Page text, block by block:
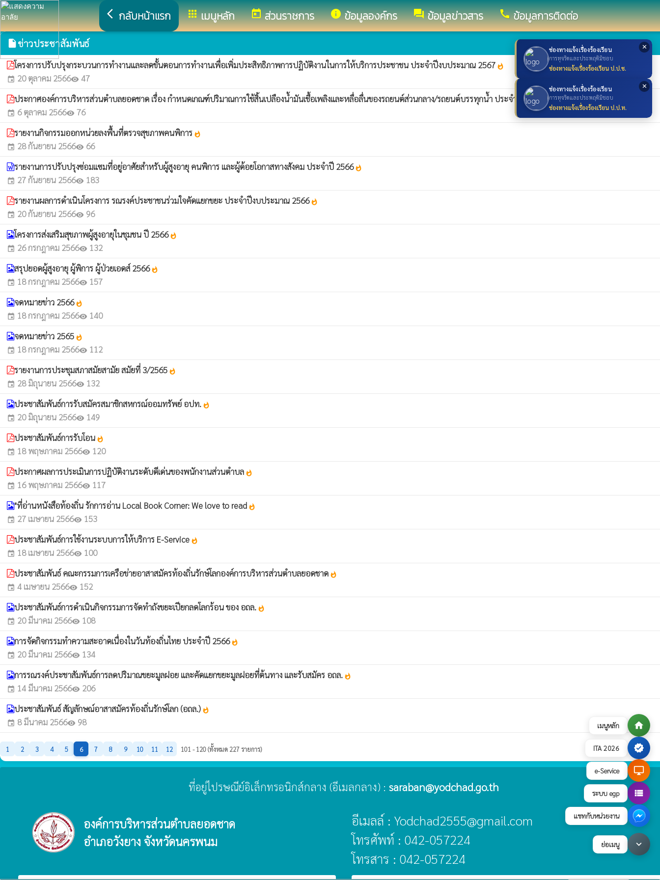
เมนูหลัก home
ITA 2026 verified
e-Service desktop_windows
ระบบ egp view_list
แชทกับหน่วยงาน
ย่อเมนู keyboard_arrow_down
✕
ช่องทางแจ้งเรื่องร้องเรียน
การทุจริตและประพฤติมิชอบ
ช่องทางแจ้งเรื่องร้องเรียน ป.ป.ช.
✕
ช่องทางแจ้งเรื่องร้องเรียน
การทุจริตและประพฤติมิชอบ
ช่องทางแจ้งเรื่องร้องเรียน ป.ป.ท.
arrow_back_ios กลับหน้าแรก apps เมนูหลัก today ส่วนราชการ info ข้อมูลองค์กร forum ข้อมูลข่าวสาร call ข้อมูลการติดต่อ
insert_drive_fileข่าวประชาสัมพันธ์
โครงการปรับปรุงกระบวนการทำงานและลดขั้นตอนการทำงานเพื่อเพิ่มประสิทธิภาพการปฏิบัติงานในการให้บริการประชาชน ประจำปีงบประมาณ 2567 whatshot
event 20 ตุลาคม 2566visibility 47
ประกาศองค์การบริหารส่วนตำบลยอดชาด เรื่อง กำหนดเกณฑ์ปริมาณการใช้สิ้นเปลืองน้ำมันเชื้อเพลิงและหลื่อลื่นของรถยนต์ส่วนกลาง/รถยนต์บรรทุกน้ำ ประจำปีงบประมาณ พ.ศ. 2567whatshot
event 6 ตุลาคม 2566visibility 76
รายงานกิจกรรมออกหน่วยลงพื้นที่ตรวจสุขภาพคนพิการ whatshot
event 28 กันยายน 2566visibility 66
รายงานการปรับปรุงซ่อมแซมที่อยู่อาศัยสำหรับผู้สูงอายุ คนพิการ และผู้ด้อยโอกาสทางสังคม ประจำปี 2566whatshot
event 27 กันยายน 2566visibility 183
รายงานผลการดำเนินโครงการ รณรงค์ประชาชนร่วมใจคัดแยกขยะ ประจำปีงบประมาณ 2566whatshot
event 20 กันยายน 2566visibility 96
โครงการส่งเสริมสุขภาพผู้สูงอายุในชุมชน ปี 2566whatshot
event 26 กรกฎาคม 2566visibility 132
สรุปยอดผู้สูงอายุ ผู้พิการ ผู้ป่วยเอดส์ 2566whatshot
event 18 กรกฎาคม 2566visibility 157
จดหมายข่าว 2566whatshot
event 18 กรกฎาคม 2566visibility 140
จดหมายข่าว 2565 whatshot
event 18 กรกฎาคม 2566visibility 112
รายงานการประชุมสภาสมัยสามัย สมัยที่ 3/2565 whatshot
event 28 มิถุนายน 2566visibility 132
ประชาสัมพันธ์การรับสมัครสมาชิกสหกรณ์ออมทรัพย์ อปท. whatshot
event 20 มิถุนายน 2566visibility 149
ประชาสัมพันธ์การรับโอน whatshot
event 18 พฤษภาคม 2566visibility 120
ประกาศผลการประเมินการปฏิบัติงานระดับดีเด่นของพนักงานส่วนตำบล whatshot
event 16 พฤษภาคม 2566visibility 117
"ที่อ่านหนังสือท้องถิ่น รักการอ่าน Local Book Corner: We love to read whatshot
event 27 เมษายน 2566visibility 153
ประชาสัมพันธ์การใช้งานระบบการให้บริการ E-Service whatshot
event 18 เมษายน 2566visibility 100
ประชาสัมพันธ์ คณะกรรมการเครือข่ายอาสาสมัครท้องถิ่นรักษ์โลกองค์การบริหารส่วนตำบลยอดชาด whatshot
event 4 เมษายน 2566visibility 152
ประชาสัมพันธ์การดำเนินกิจกรรมการจัดทำถังขยะเปียกลดโลกร้อน ของ อถล. whatshot
event 20 มีนาคม 2566visibility 108
การจัดกิจกรรมทำความสะอาดเนื่องในวันท้องถิ่นไทย ประจำปี 2566whatshot
event 20 มีนาคม 2566visibility 134
การรณรงค์ประชาสัมพันธ์การลดปริมาณขยะมูลฝอย และคัดแยกขยะมูลฝอยที่ต้นทาง และรับสมัคร อถล. whatshot
event 14 มีนาคม 2566visibility 206
ประชาสัมพันธ์ สัญลักษณ์อาสาสมัครท้องถิ่นรักษ์โลก (อถล.) whatshot
event 8 มีนาคม 2566visibility 98
1 2 3 4 5 6 7 8 9 10 11 12 101 - 120 (ทั้งหมด 227 รายการ)
ที่อยู่ไปรษณีย์อิเล็กทรอนิกส์กลาง (อีเมลกลาง) : saraban@yodchad.go.th
องค์การบริหารส่วนตำบลยอดชาด
อำเภอวังยาง จังหวัดนครพนม
อีเมลล์ : Yodchad2555@gmail.com
โทรศัพท์ : 042-057224
โทรสาร : 042-057224